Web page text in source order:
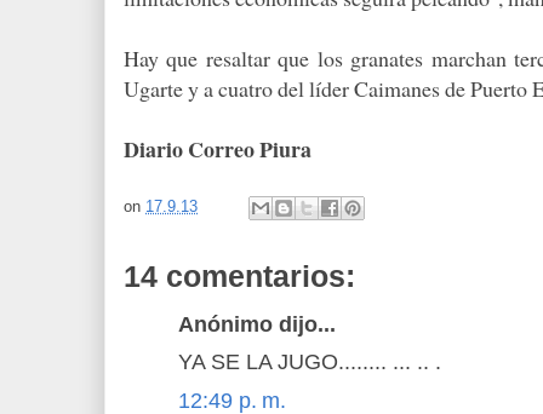
Hay que resaltar que los granates marchan
Ugarte y a cuatro del líder Caimanes de Puerto
Diario Correo Piura
on 17.9.13
14 comentarios:
Anónimo dijo...
YA SE LA JUGO........ ... .. .
12:49 p. m.